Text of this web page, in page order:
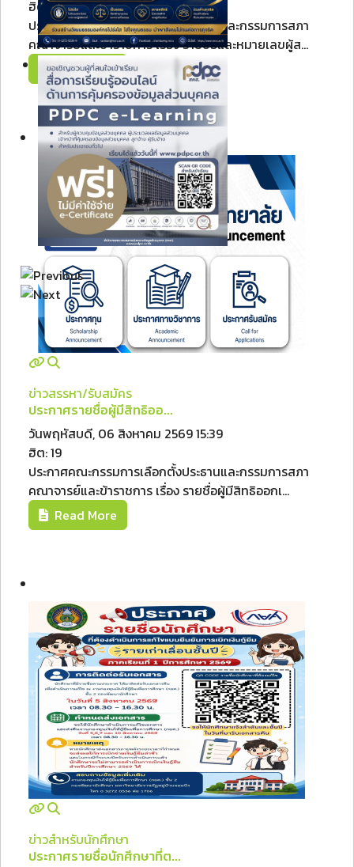
ฮิต: 21
ประกาศคณะกรรมการเลือกตั้งประธานและกรรมการสภา
คณาจารย์และข้าราชการ เรื่อง รายชื่อและหมายเลขผู้ส...
Read More
ข่าวสรรหา/รับสมัคร
ประกาศรายชื่อผู้มีสิทธิออ...
วันพฤหัสบดี, 06 สิงหาคม 2569 15:39
ฮิต: 19
ประกาศคณะกรรมการเลือกตั้งประธานและกรรมการสภา
คณาจารย์และข้าราชการ เรื่อง รายชื่อผู้มีสิทธิออกเ...
Read More
ข่าวสำหรับนักศึกษา
ประกาศรายชื่อนักศึกษาที่ต...